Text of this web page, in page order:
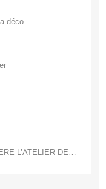
déco…
QUI SE CACHE DERRIERE L’ATELIER DE DÉCORATION ?